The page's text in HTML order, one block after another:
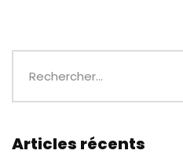
Articles récents